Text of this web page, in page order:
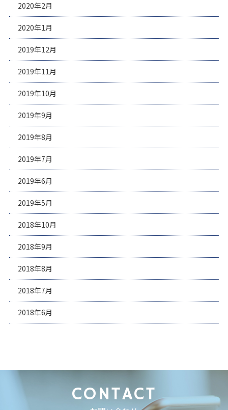
2020年2月
2020年1月
2019年12月
2019年11月
2019年10月
2019年9月
2019年8月
2019年7月
2019年6月
2019年5月
2018年10月
2018年9月
2018年8月
2018年7月
2018年6月
CONTACT